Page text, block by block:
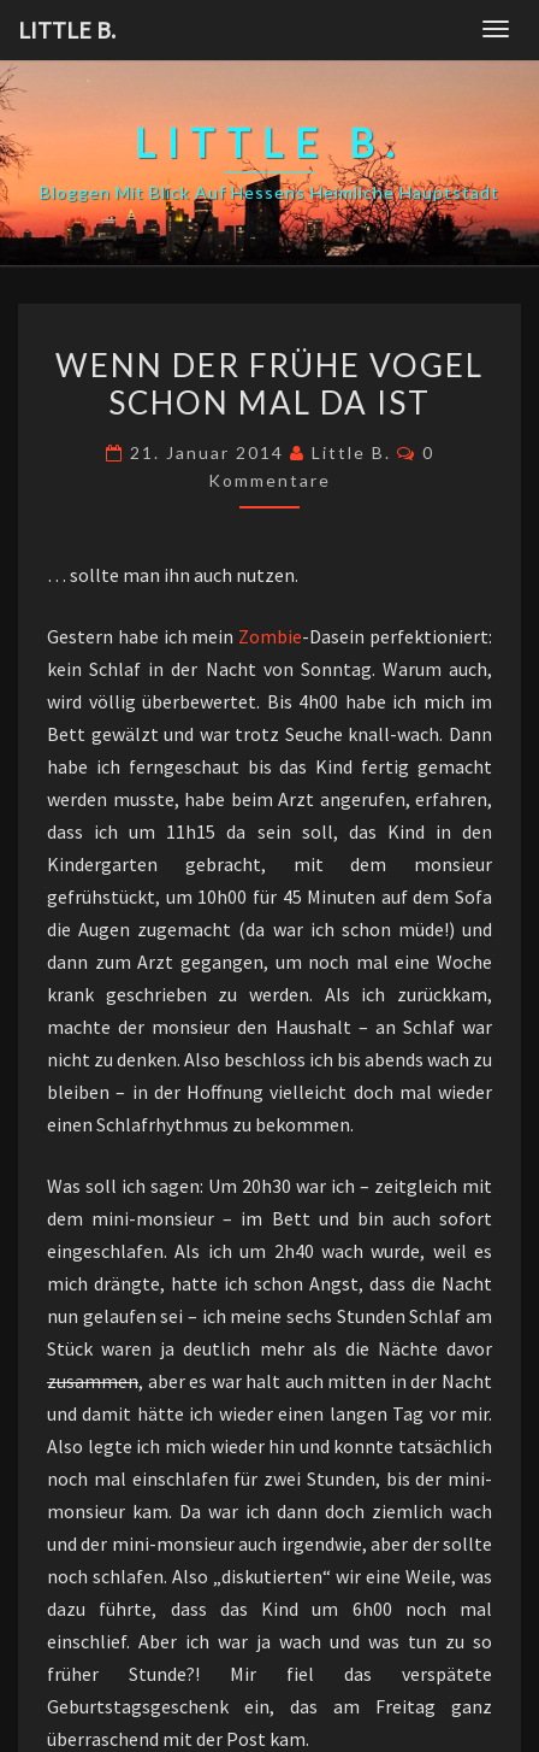
content
LITTLE B.
LITTLE B.
Bloggen Mit Blick Auf Hessens Heimliche Hauptstadt
DER
FRÜHE
SCHON
MAL
WENN DER FRÜHE VOGEL
SCHON MAL DA IST
21. Januar 2014 Little B. Kommentare
0
Kommentare
… sollte man ihn auch nutzen.
Gestern habe ich mein Zombie-Dasein perfektioniert:
kein Schlaf in der Nacht von Sonntag. Warum auch,
wird völlig überbewertet. Bis 4h00 habe ich mich im
Bett gewälzt und war trotz Seuche knall-wach. Dann
habe ich ferngeschaut bis das Kind fertig gemacht
werden musste, habe beim Arzt angerufen, erfahren,
dass ich um 11h15 da sein soll, das Kind in den
Kindergarten gebracht, mit dem monsieur
gefrühstückt, um 10h00 für 45 Minuten auf dem Sofa
die Augen zugemacht (da war ich schon müde!) und
dann zum Arzt gegangen, um noch mal eine Woche
krank geschrieben zu werden. Als ich zurückkam,
machte der monsieur den Haushalt – an Schlaf war
nicht zu denken. Also beschloss ich bis abends wach zu
bleiben – in der Hoffnung vielleicht doch mal wieder
einen Schlafrhythmus zu bekommen.
Was soll ich sagen: Um 20h30 war ich – zeitgleich mit
dem mini-monsieur – im Bett und bin auch sofort
eingeschlafen. Als ich um 2h40 wach wurde, weil es
mich drängte, hatte ich schon Angst, dass die Nacht
nun gelaufen sei – ich meine sechs Stunden Schlaf am
Stück waren ja deutlich mehr als die Nächte davor
zusammen, aber es war halt auch mitten in der Nacht
und damit hätte ich wieder einen langen Tag vor mir.
Also legte ich mich wieder hin und konnte tatsächlich
noch mal einschlafen für zwei Stunden, bis der mini-
monsieur kam. Da war ich dann doch ziemlich wach
und der mini-monsieur auch irgendwie, aber der sollte
noch schlafen. Also „diskutierten“ wir eine Weile, was
dazu führte, dass das Kind um 6h00 noch mal
einschlief. Aber ich war ja wach und was tun zu so
früher Stunde?! Mir fiel das verspätete
Geburtstagsgeschenk ein, das am Freitag ganz
überraschend mit der Post kam.